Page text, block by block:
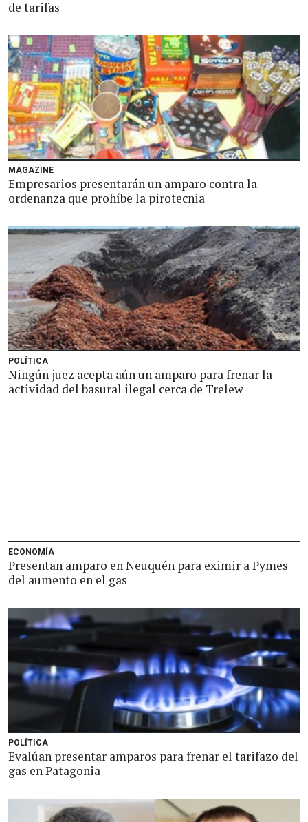
de tarifas
MAGAZINE
Empresarios presentarán un amparo contra la
ordenanza que prohíbe la pirotecnia
POLÍTICA
Ningún juez acepta aún un amparo para frenar la
actividad del basural ilegal cerca de Trelew
ECONOMÍA
Presentan amparo en Neuquén para eximir a Pymes
del aumento en el gas
POLÍTICA
Evalúan presentar amparos para frenar el tarifazo del
gas en Patagonia